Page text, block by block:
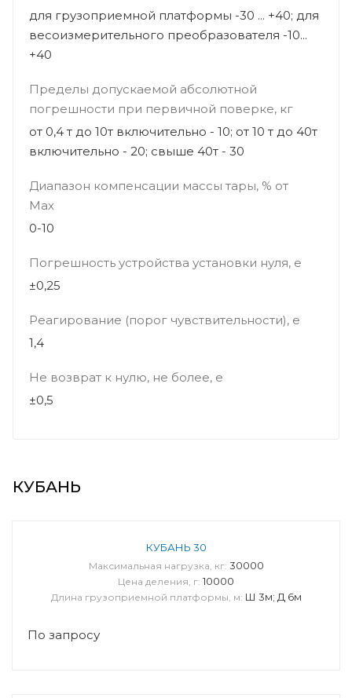
КУБАНЬ
КУБАНЬ 30
Максимальная нагрузка, кг: 30000
Цена деления, г: 10000
Длина грузоприемной платформы, м: Ш 3м; Д 6м
По запросу
для грузоприемной платформы -30 ... +40; для
весоизмерительного преобразователя -10...
+40
Пределы допускаемой абсолютной
погрешности при первичной поверке, кг
от 0,4 т до 10т включительно - 10; от 10 т до 40т
включительно - 20; свыше 40т - 30
Диапазон компенсации массы тары, % от
Мах
0-10
Погрешность устройства установки нуля, е
±0,25
Реагирование (порог чувствительности), е
1,4
Не возврат к нулю, не более, е
±0,5